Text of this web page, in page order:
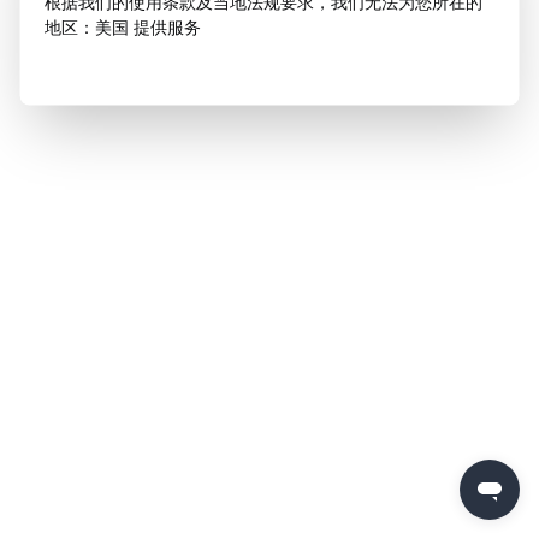
地区：美国 提供服务